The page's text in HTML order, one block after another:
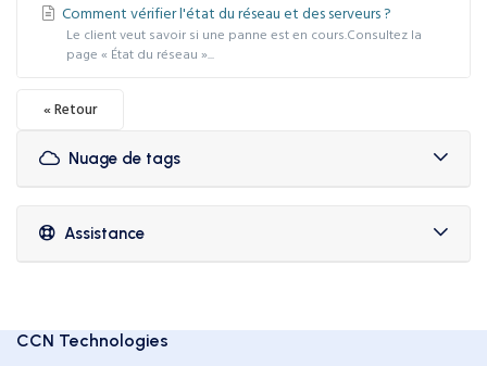
Comment vérifier l'état du réseau et des serveurs ?
Le client veut savoir si une panne est en cours.Consultez la
page « État du réseau »...
« Retour
Nuage de tags
Assistance
CCN Technologies